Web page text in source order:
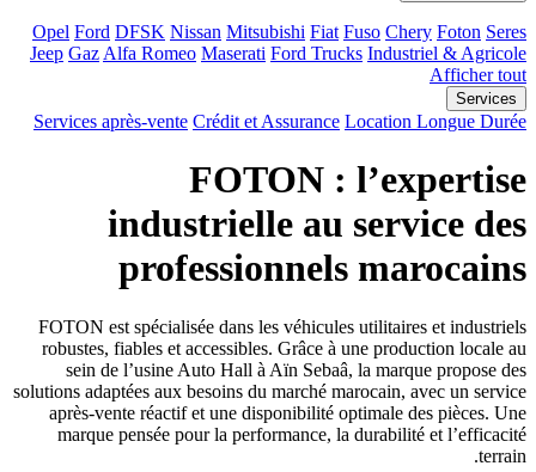
Opel Ford DFSK Nissan Mitsubishi Fiat Fuso Chery Foton Seres
Jeep Gaz Alfa Romeo Maserati Ford Trucks Industriel & Agricole
Afficher tout
Services
Services après-vente Crédit et Assurance Location Longue Durée
FOTON : l’expertise
industrielle au service des
professionnels marocains
FOTON est spécialisée dans les véhicules utilitaires et industriels
robustes, fiables et accessibles. Grâce à une production locale au
sein de l’usine Auto Hall à Aïn Sebaâ, la marque propose des
solutions adaptées aux besoins du marché marocain, avec un service
après-vente réactif et une disponibilité optimale des pièces. Une
marque pensée pour la performance, la durabilité et l’efficacité
terrain.